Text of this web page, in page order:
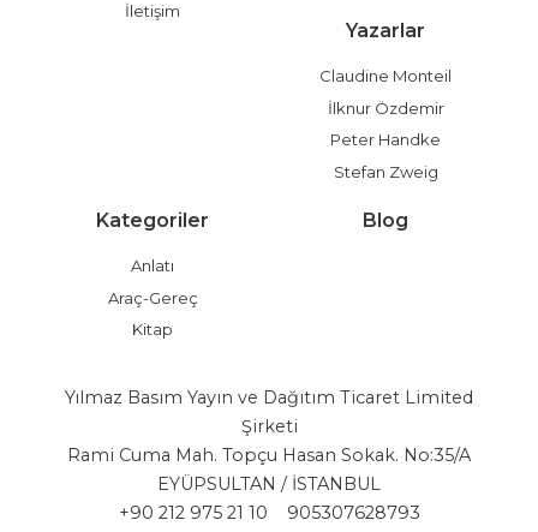
İletişim
Yazarlar
Claudine Monteil
İlknur Özdemir
Peter Handke
Stefan Zweig
Kategoriler
Anlatı
Araç-Gereç
Kitap
Blog
Yılmaz Basım Yayın ve Dağıtım Ticaret Limited
Şirketi
Rami Cuma Mah. Topçu Hasan Sokak. No:35/A
EYÜPSULTAN / İSTANBUL
+90 212 975 21 10
905307628793